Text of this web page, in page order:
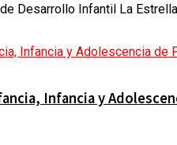
Desarrollo Infantil La
Infancia y